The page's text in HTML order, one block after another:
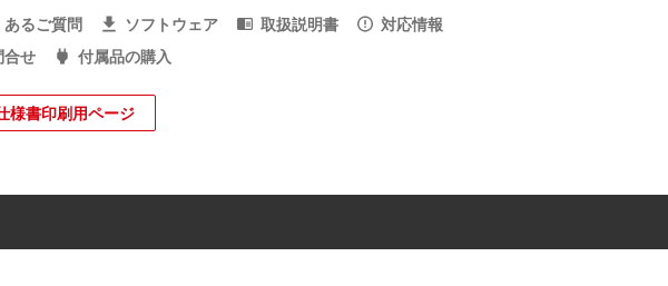
あるご質問
ソフトウェア 取扱説明書
対応情報
合せ
付属品の購入
様書印刷用ページ